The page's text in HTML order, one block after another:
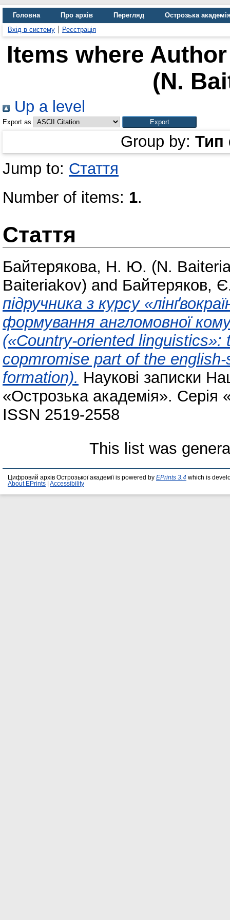
Головна Про архів Перегляд
Острозька
Вхід в систему
Реєстрація
Items where
(N.
Up a level
Export as
Group by: Тип
Jump to: Стаття
Number of items: 1.
Стаття
Байтерякова, Н. Ю. (N.
Baiteriakov) and Байтеряков,
підручника з курсу
формування англомовної
(«Country-oriented
copmromise part of the
formation). Наукові записки
«Острозька академія». Серія
ISSN 2519-2558
This list was
Цифровий архів Острозької академії is powered by EPrints 3.4 which is
About EPrints
Accessibility